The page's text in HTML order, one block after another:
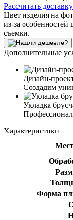
Рассчитать доставку
Цвет изделия на
из-за особенностей
съемки.
Дополнительные
Дизайн-
Создадим
Укладка
Характеристики
Форма